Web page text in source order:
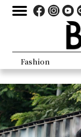
Fashion